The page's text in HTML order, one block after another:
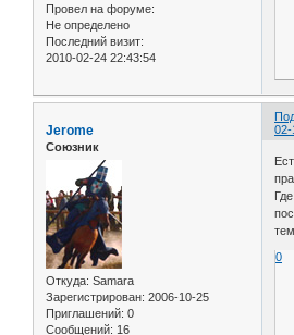
Провел на форуме:
Не определено
Последний визит:
2010-02-24 22:43:54
02-
Jerome
Союзник
Откуда: Samara
Зарегистрирован: 2006-10-25
Приглашений: 0
Сообщений: 16
0